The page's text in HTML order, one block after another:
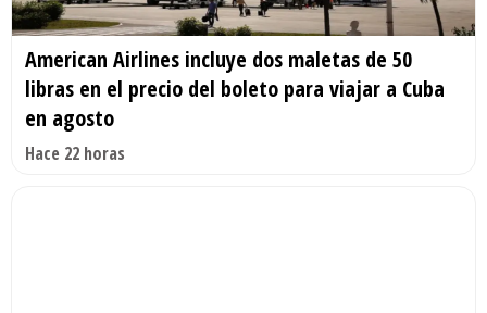
American Airlines incluye dos maletas de 50
libras en el precio del boleto para viajar a Cuba
en agosto
Hace 22 horas